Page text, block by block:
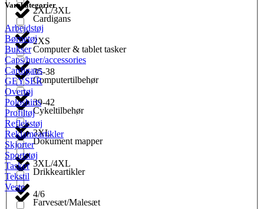
Cardigans
Computer & tablet tasker
Computertilbehør
Cykeltilbehør
Dokument mapper
Drikkeartikler
Farvesæt/Malesæt
2XL/3XL
2XS
35-38
39-42
3XL
3XL/4XL
4/6
Varekategorier
Arbejdstøj
Børnetøj
Bukser
Caps/huer/accessories
Cardigans
GEYSER
Overtøj
Poloshirts
Profiltøj
Reflekstøj
Reklameartikler
Skjorter
Sportstøj
Tasker
Tekstil
Veste